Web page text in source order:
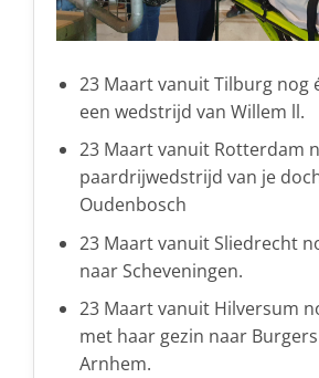
23 Maart vanuit Tilburg nog
een wedstrijd van Willem ll.
23 Maart vanuit Rotterdam
paardrijwedstrijd van je
Oudenbosch
23 Maart vanuit Sliedrecht
naar Scheveningen.
23 Maart vanuit Hilversum
met haar gezin naar
Arnhem.